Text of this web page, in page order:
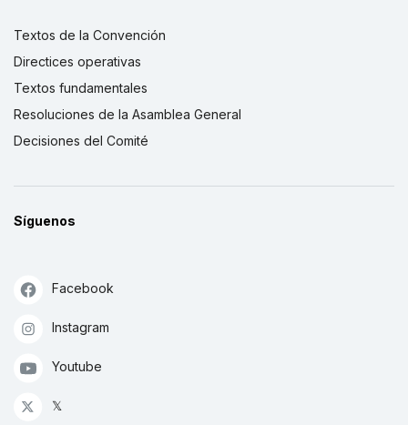
Textos de la Convención
Directices operativas
Textos fundamentales
Resoluciones de la Asamblea General
Decisiones del Comité
Síguenos
Facebook
Instagram
Youtube
𝕏